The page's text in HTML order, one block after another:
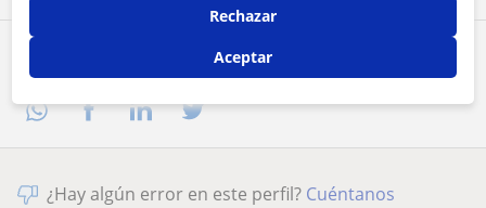
Comparte a este profesor
¿Hay algún error en este perfil? Cuéntanos
Rechazar
Aceptar